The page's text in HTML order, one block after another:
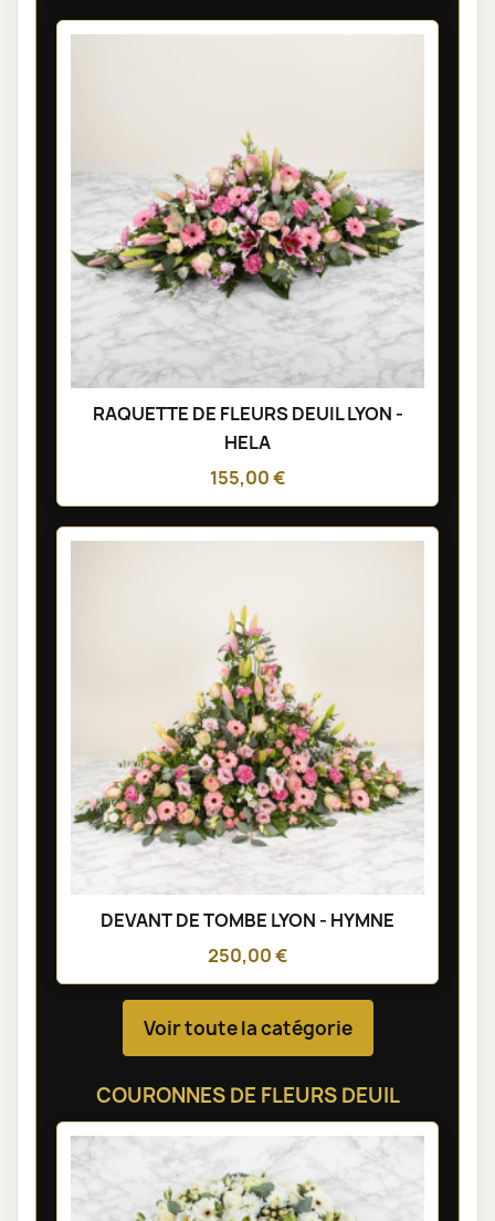
RAQUETTE DE FLEURS DEUIL LYON -
HELA
155,00 €
DEVANT DE TOMBE LYON - HYMNE
250,00 €
Voir toute la catégorie
COURONNES DE FLEURS DEUIL